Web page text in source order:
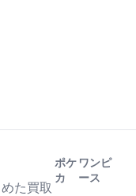
た買取
ポケ
カ
ワンピ
ース